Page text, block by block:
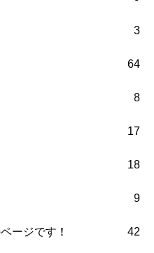
3
64
8
17
18
9
ージです！ 42